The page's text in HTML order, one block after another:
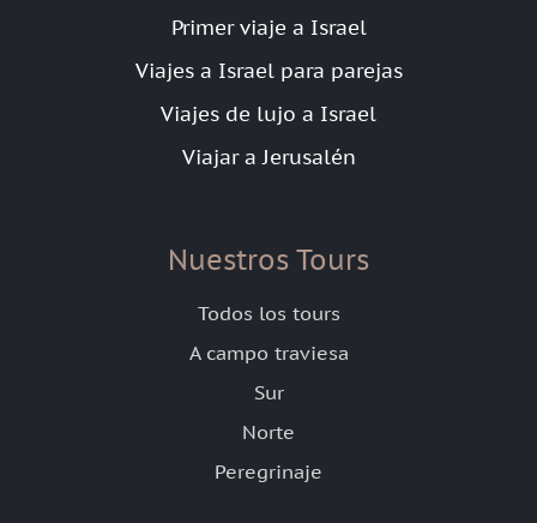
Primer viaje a Israel
Viajes a Israel para parejas
Viajes de lujo a Israel
Viajar a Jerusalén
Nuestros Tours
Todos los tours
A campo traviesa
Sur
Norte
Peregrinaje